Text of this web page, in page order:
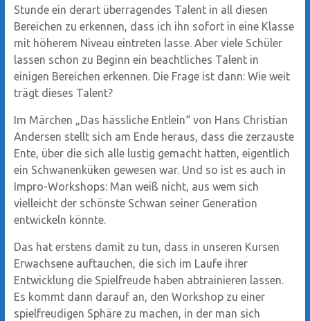
Stunde ein derart überragendes Talent in all diesen
Bereichen zu erkennen, dass ich ihn sofort in eine Klasse
mit höherem Niveau eintreten lasse. Aber viele Schüler
lassen schon zu Beginn ein beachtliches Talent in
einigen Bereichen erkennen. Die Frage ist dann: Wie weit
trägt dieses Talent?
Im Märchen „Das hässliche Entlein“ von Hans Christian
Andersen stellt sich am Ende heraus, dass die zerzauste
Ente, über die sich alle lustig gemacht hatten, eigentlich
ein Schwanenküken gewesen war. Und so ist es auch in
Impro-Workshops: Man weiß nicht, aus wem sich
vielleicht der schönste Schwan seiner Generation
entwickeln könnte.
Das hat erstens damit zu tun, dass in unseren Kursen
Erwachsene auftauchen, die sich im Laufe ihrer
Entwicklung die Spielfreude haben abtrainieren lassen.
Es kommt dann darauf an, den Workshop zu einer
spielfreudigen Sphäre zu machen, in der man sich